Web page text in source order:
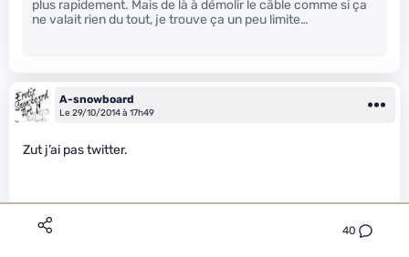
40
plus rapidement. Mais de là à démolir le câble comme si ça
ne valait rien du tout, je trouve ça un peu limite…
A-snowboard
Le 29/10/2014 à 17h49
Zut j’ai pas twitter.
En théorie je suis dans la zone 100mb.